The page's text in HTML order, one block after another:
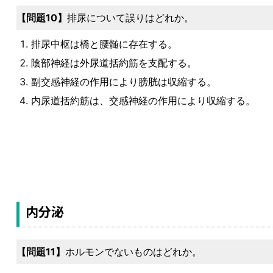
問題10 排尿について誤りはどれか。
排尿中枢は橋と腰髄に存在する。
陰部神経は外尿道括約筋を支配する。
副交感神経の作用により膀胱は収縮する。
内尿道括約筋は、交感神経の作用により収縮する。
内分泌
問題11 ホルモンでないものはどれか。